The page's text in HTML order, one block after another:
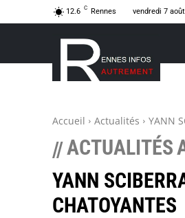
12.6 C Rennes vendredi 7
Accueil Actualités YANN
//ACTUALITÉS
YANN
CHATOYANTES